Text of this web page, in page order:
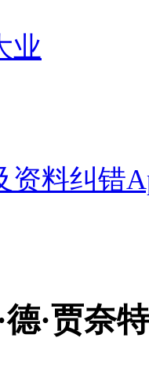
业
资料纠错
德·贾奈特